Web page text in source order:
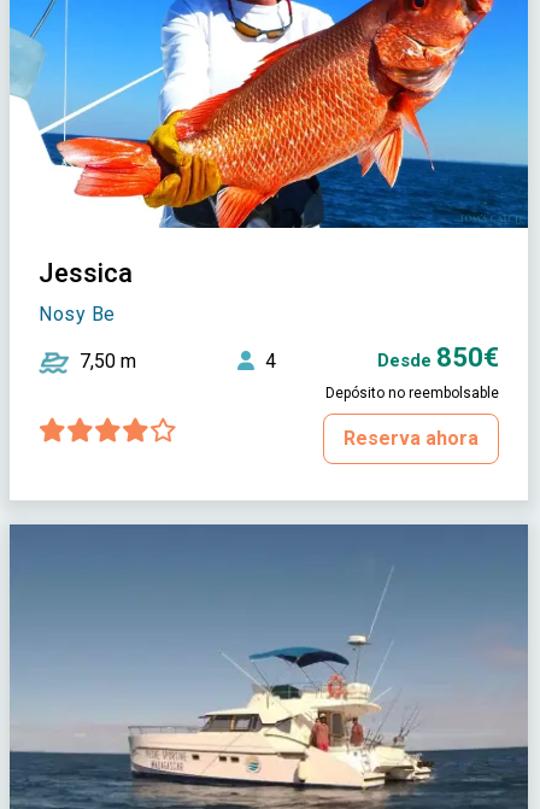
Jessica
Nosy Be
7,50 m 4 Desde 850€
Depósito no reembolsable
Reserva ahora